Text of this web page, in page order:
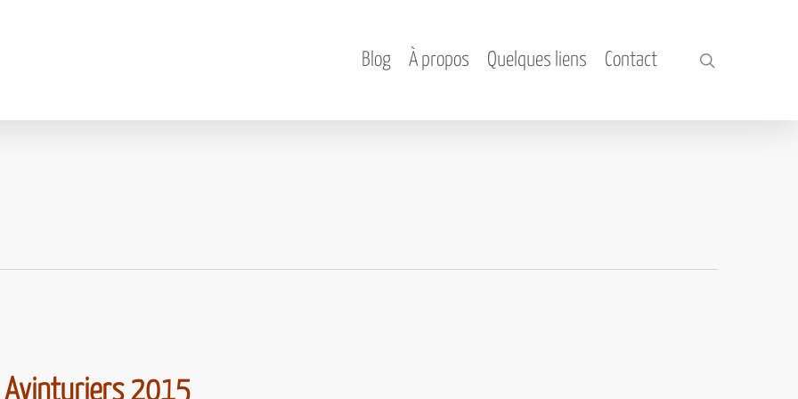
Blog À propos Quelques liens Contact
Avinturiers 2015